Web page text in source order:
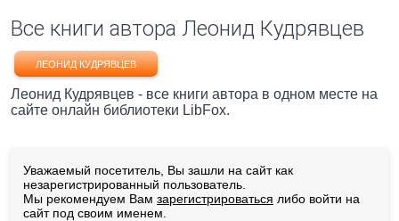
Все книги автора Леонид Кудрявцев
ЛЕОНИД КУДРЯВЦЕВ
Леонид Кудрявцев - все книги автора в одном месте на
сайте онлайн библиотеки LibFox.
Уважаемый посетитель, Вы зашли на сайт как
незарегистрированный пользователь.
Мы рекомендуем Вам зарегистрироваться либо войти на
сайт под своим именем.